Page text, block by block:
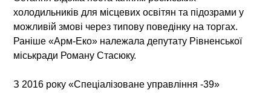
холодильників для місцевих освітян та підозрами у
можливій змові через типову поведінку на торгах.
Раніше «Арм-Еко» належала депутату Рівненської
міськради Роману Стасюку.
З 2016 року «Спеціалізоване управління -39»